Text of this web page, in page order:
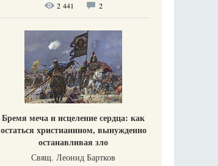
2 441 2
Бремя меча и исцеление сердца: как
остаться христианином, вынужденно
останавливая зло
Свящ. Леонид Бартков